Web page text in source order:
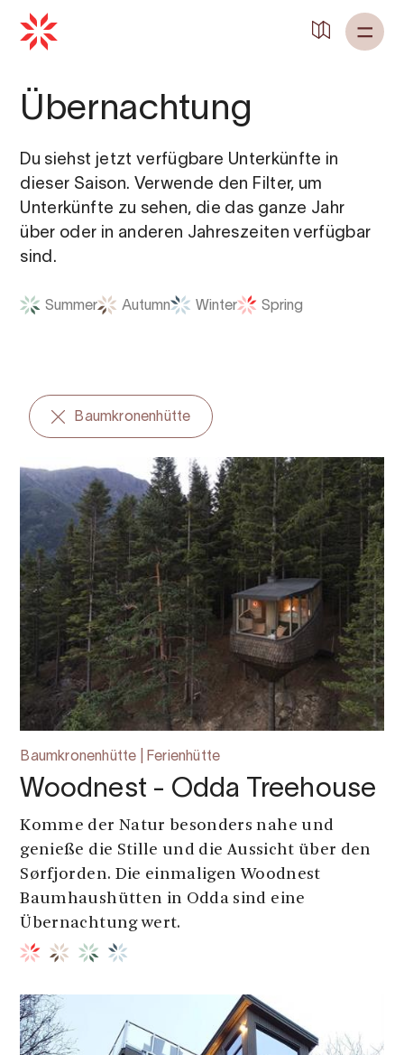
Übernachtung
Du siehst jetzt verfügbare Unterkünfte in
dieser Saison. Verwende den Filter, um
Unterkünfte zu sehen, die das ganze Jahr
über oder in anderen Jahreszeiten verfügbar
sind.
Summer Autumn Winter Spring
Baumkronenhütte
Baumkronenhütte | Ferienhütte
Woodnest - Odda Treehouse
Komme der Natur besonders nahe und
genieße die Stille und die Aussicht über den
Sørfjorden. Die einmaligen Woodnest
Baumhaushütten in Odda sind eine
Übernachtung wert.